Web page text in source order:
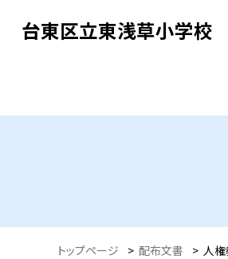
台東区立東浅草小学校
トップページ > 配布文書 > 人